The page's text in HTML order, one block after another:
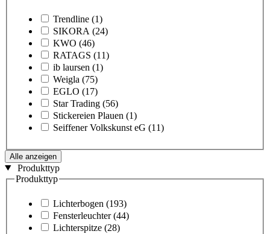
Trendline (1)
SIKORA (24)
KWO (46)
RATAGS (11)
ib laursen (1)
Weigla (75)
EGLO (17)
Star Trading (56)
Stickereien Plauen (1)
Seiffener Volkskunst eG (11)
Alle anzeigen
Produkttyp
Produkttyp
Lichterbogen (193)
Fensterleuchter (44)
Lichterspitze (28)